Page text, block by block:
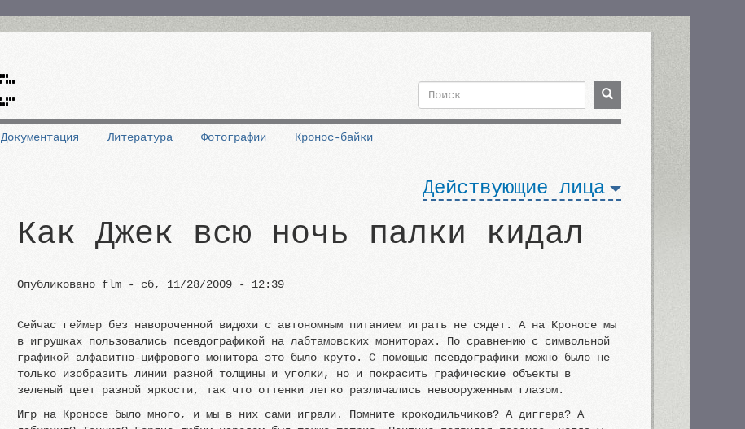
Форма
Поиск Поиск
Документация Литература Фотографии Кронос-байки
Действующие лица
Как Джек всю ночь палки кидал
Опубликовано flm- сб, 11/28/2009 - 12:39
Сейчас геймер без навороченной видюхи с автономным питанием играть не сядет. А на Кроносе мы
в игрушках пользовались псевдографикой на лабтамовских мониторах. По сравнению с символьной
графикой алфавитно-цифрового монитора это было круто. С помощью псевдографики можно было не
только изобразить линии разной толщины и уголки, но и покрасить графические объекты в
зеленый цвет разной яркости, так что оттенки легко различались невооруженным глазом.
Игр на Кроносе было много, и мы в них сами играли. Помните крокодильчиков? А диггера? А